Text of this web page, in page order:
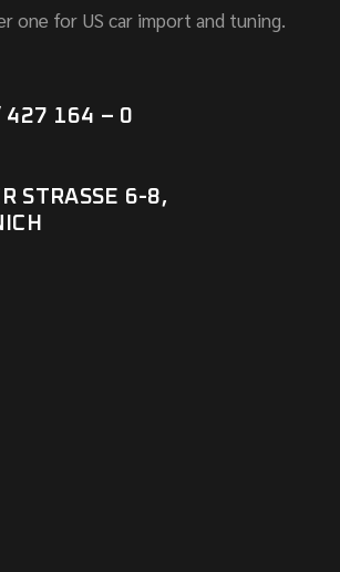
one for US car import and tuning.
427 164 – 0
STRASSE 6-8,